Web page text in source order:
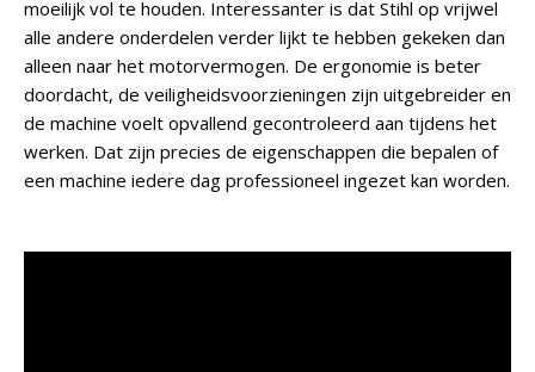
moeilijk vol te houden. Interessanter is dat Stihl op vrijwel
alle andere onderdelen verder lijkt te hebben gekeken dan
alleen naar het motorvermogen. De ergonomie is beter
doordacht, de veiligheidsvoorzieningen zijn uitgebreider en
de machine voelt opvallend gecontroleerd aan tijdens het
werken. Dat zijn precies de eigenschappen die bepalen of
een machine iedere dag professioneel ingezet kan worden.